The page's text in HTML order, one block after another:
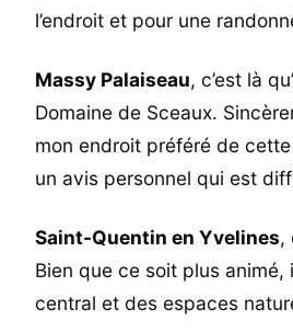
l’endroit et pour une
Massy Palaiseau, c’est là
Domaine de Sceaux.
mon endroit préféré de cette
un avis personnel qui est
Saint-Quentin en Yvelines,
Bien que ce soit plus animé,
central et des espaces